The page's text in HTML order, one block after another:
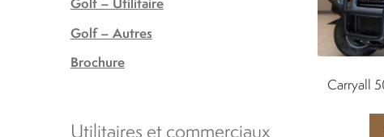
Carryall
Golf – Autres
Brochure
Utilitaires et commerciaux